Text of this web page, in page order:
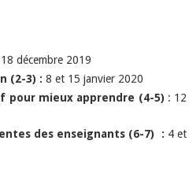
18 décembre 2019
(2-3) : 8 et 15 janvier 2020
pour mieux apprendre (4-5) : 12
des enseignants (6-7) : 4 et